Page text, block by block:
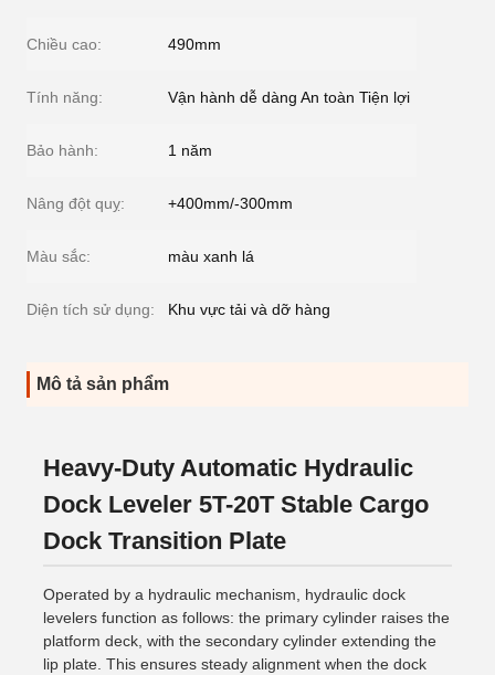
Chiều cao: 490mm
Tính năng: Vận hành dễ dàng An toàn Tiện lợi
Bảo hành: 1 năm
Nâng đột quỵ: +400mm/-300mm
Màu sắc: màu xanh lá
Diện tích sử dụng: Khu vực tải và dỡ hàng
Mô tả sản phẩm
Heavy-Duty Automatic Hydraulic
Dock Leveler 5T-20T Stable Cargo
Dock Transition Plate
Operated by a hydraulic mechanism, hydraulic dock
levelers function as follows: the primary cylinder raises the
platform deck, with the secondary cylinder extending the
lip plate. This ensures steady alignment when the dock